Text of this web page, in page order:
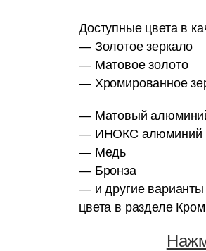
Доступные цвета в
— Золотое зеркало
— Mатовое золото
— Хромированное
— Матовый
— ИНОКС алюминий
— Медь
— Бронза
— и другие варианты
цвета в разделе